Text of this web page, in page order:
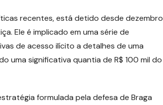
recentes, está detido desde dezembro
Ele é implicado em uma série de
de acesso ilícito a detalhes de uma
uma significativa quantia de R$ 100 mil do
formulada pela defesa de Braga